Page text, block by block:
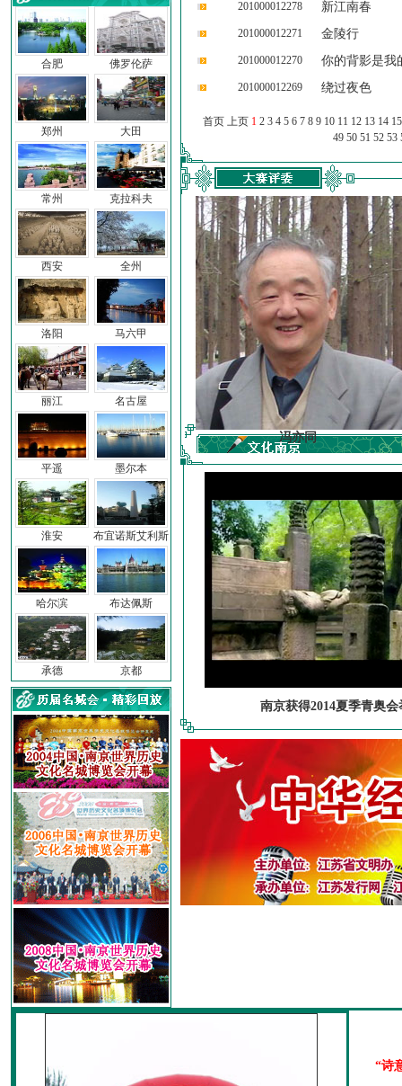
合肥
郑州
常州
西安
洛阳
丽江
平遥
淮安
哈尔滨
承德
佛罗伦萨
大田
克拉科夫
全州
马六甲
名古屋
墨尔本
布宜诺斯艾利斯
布达佩斯
京都
201000012278 新江南春
201000012271 金陵行
201000012270 你的背影是我
201000012269 绕过夜色
首页 上页 1 2 3 4 5 6 7 8 9 10 11 12 13 14 15
49 50 51 52 53
车前子 冯亦同
南京获得2014夏季青奥会
“诗